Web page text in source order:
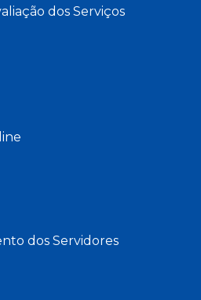
dos Serviços
dos Servidores